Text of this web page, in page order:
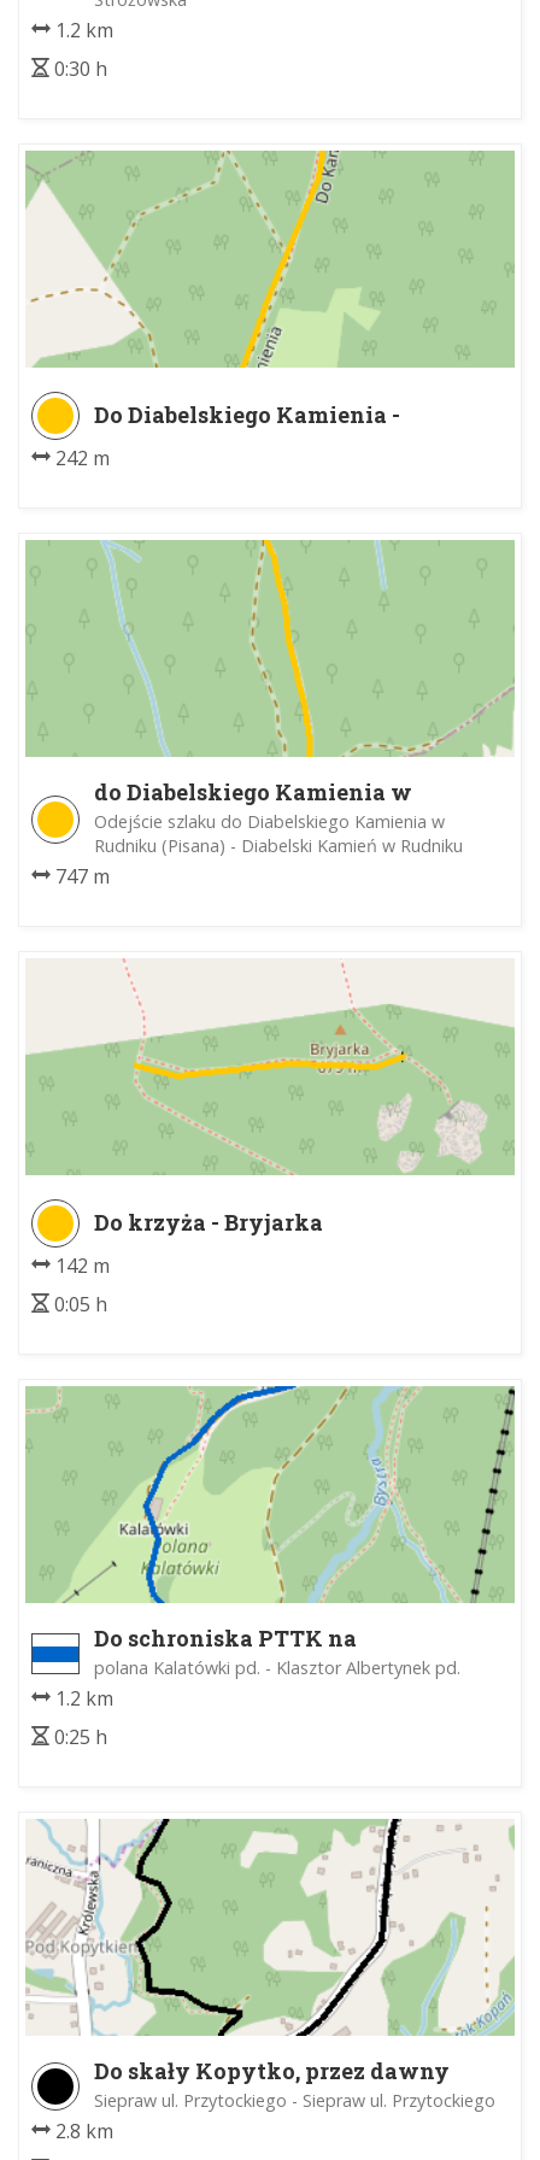
1.2 km
0:30 h
Do Diabelskiego Kamienia -
Diabelski Kamień w Pcimiu
242 m
do Diabelskiego Kamienia w
Rudniku
Odejście szlaku do Diabelskiego Kamienia w
Rudniku (Pisana) - Diabelski Kamień w Rudniku
747 m
Do krzyża - Bryjarka
142 m
0:05 h
Do schroniska PTTK na
Kalatówkach
polana Kalatówki pd. - Klasztor Albertynek pd.
1.2 km
0:25 h
Do skały Kopytko, przez dawny
kamieniołom
Siepraw ul. Przytockiego - Siepraw ul. Przytockiego
2.8 km